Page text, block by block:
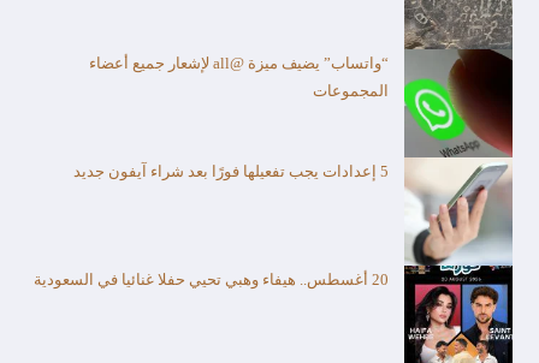
“واتساب” يضيف ميزة @all لإشعار جميع أعضاء
المجموعات
5 إعدادات يجب تفعيلها فورًا بعد شراء آيفون جديد
20 أغسطس.. هيفاء وهبي تحيي حفلا غنائيا في السعودية